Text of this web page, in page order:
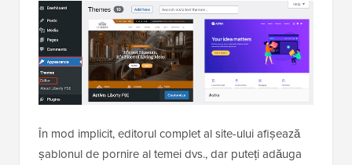
În mod implicit, editorul complet al site-ului afișează
șablonul de pornire al temei dvs., dar puteți adăuga